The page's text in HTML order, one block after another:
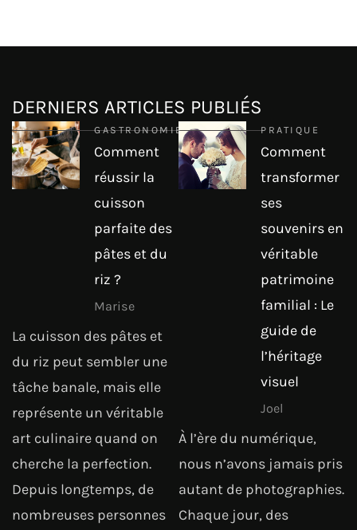
DERNIERS ARTICLES PUBLIÉS
GASTRONOMIE
Comment
réussir la
cuisson
parfaite des
pâtes et du
riz ?
Marise
La cuisson des pâtes et
du riz peut sembler une
tâche banale, mais elle
représente un véritable
art culinaire quand on
cherche la perfection.
Depuis longtemps, de
nombreuses personnes
PRATIQUE
Comment
transformer
ses
souvenirs en
véritable
patrimoine
familial : Le
guide de
l’héritage
visuel
Joel
À l’ère du numérique,
nous n’avons jamais pris
autant de photographies.
Chaque jour, des